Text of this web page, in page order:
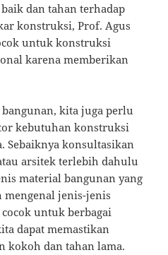
dan tahan terhadap
konstruksi, Prof. Agus
untuk konstruksi
karena memberikan
kita juga perlu
kebutuhan konstruksi
Sebaiknya konsultasikan
arsitek terlebih dahulu
material bangunan yang
mengenal jenis-jenis
untuk berbagai
dapat memastikan
kokoh dan tahan lama.